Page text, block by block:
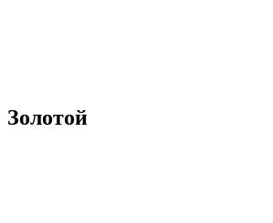
Золотой